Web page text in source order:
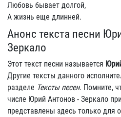
Любовь бывает долгой,
А жизнь еще длинней.
Анонс текста песни
Зеркало
Этот текст песни называется
Другие тексты данного
разделе Тексты песен. Помните,
числе Юрий Антонов - Зеркало
представлены здесь только для